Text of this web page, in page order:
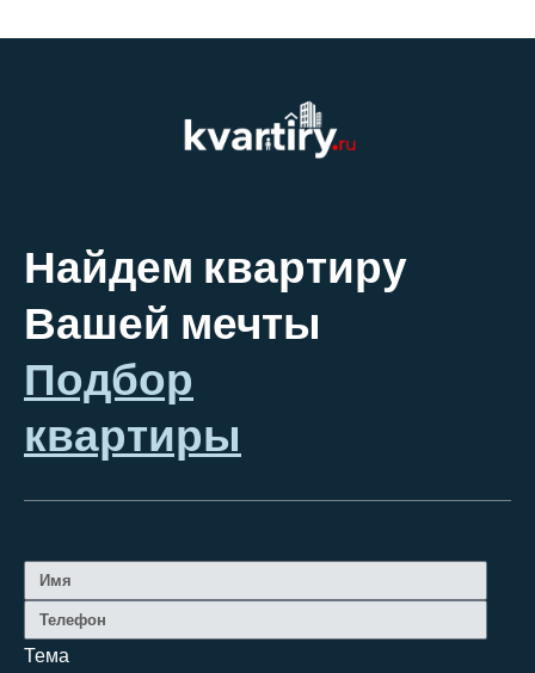
Найдем квартиру
Вашей мечты
Подбор
квартиры
Тема